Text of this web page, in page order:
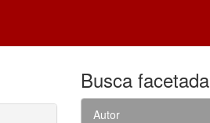
Busca facetada
Autor